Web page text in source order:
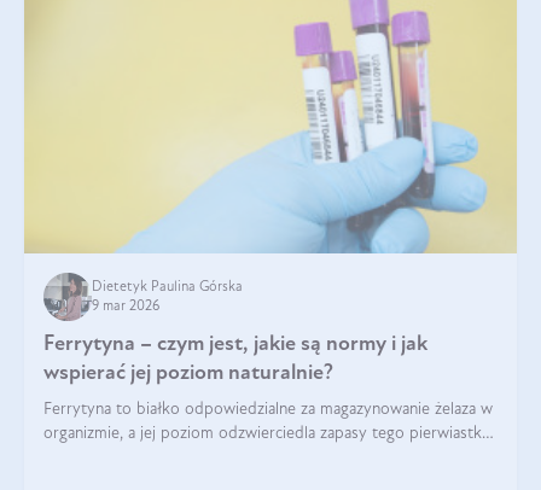
Dietetyk Paulina Górska
9 mar 2026
Ferrytyna – czym jest, jakie są normy i jak
wspierać jej poziom naturalnie?
Ferrytyna to białko odpowiedzialne za magazynowanie żelaza w
organizmie, a jej poziom odzwierciedla zapasy tego pierwiastka.